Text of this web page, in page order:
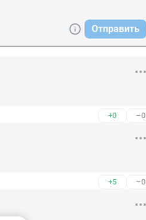
Отправить
+0 –0
+5 –0